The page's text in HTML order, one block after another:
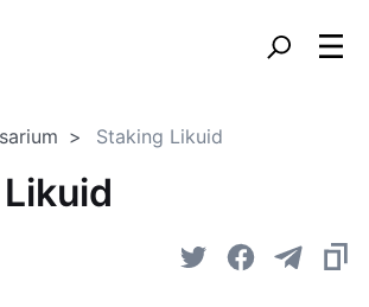
Staking Likuid